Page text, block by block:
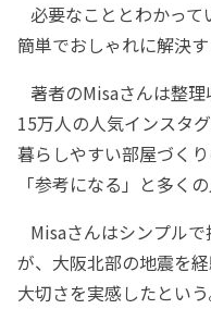
必要なこととわかって
簡単でおしゃれに解決
著者のMisaさんは整
15万人の人気インスタ
暮らしやすい部屋づく
「参考になる」と多く
Misaさんはシンプル
が、大阪北部の地震を
大切さを実感したとい